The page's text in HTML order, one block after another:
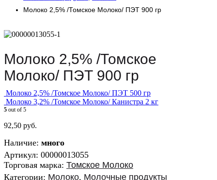
Молоко 2,5% /Томское Молоко/ ПЭТ 900 гр
Молоко 2,5% /Томское
Молоко/ ПЭТ 900 гр
Молоко 2,5% /Томское Молоко/ ПЭТ 500 гр
Молоко 3,2% /Томское Молоко/ Канистра 2 кг
5 out of 5
92,50 руб.
Наличие: много
Артикул: 00000013055
Торговая марка: Томское Молоко
Категории: Молоко, Молочные продукты